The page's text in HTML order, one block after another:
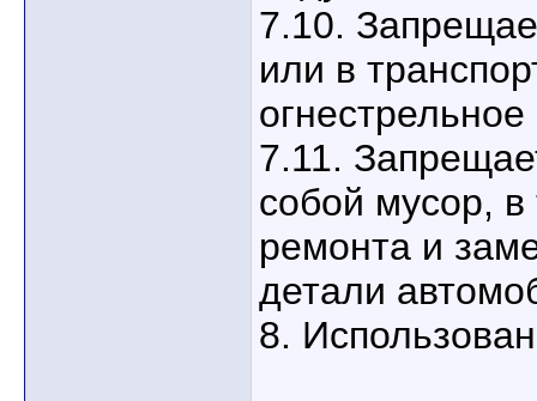
7.10.
или в
7.11.
собой мусор,
ремонта и
детали
8.